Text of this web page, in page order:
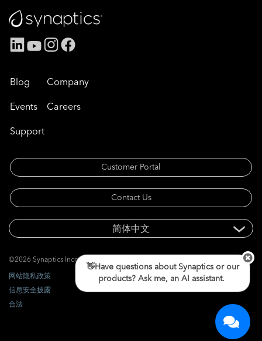
Blog
Events
Support
Company
Careers
Customer Portal
Contact Us
©2026 Synaptics Incorporated. 版权所有。
网站隐私政策
信息安全披露
合法
👋Have questions about Synaptics or our
products? Ask me, an AI assistant.